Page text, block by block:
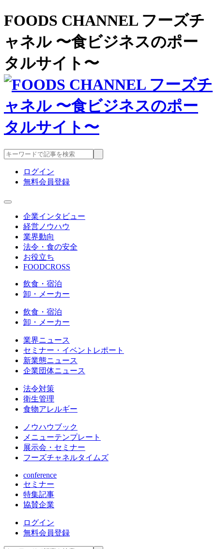
FOODS CHANNEL フーズチ
ャネル 〜食ビジネスのポー
タルサイト〜
ログイン
無料会員登録
企業インタビュー
経営ノウハウ
業界動向
法令・食の安全
お役立ち
FOODCROSS
飲食・宿泊
卸・メーカー
飲食・宿泊
卸・メーカー
業界ニュース
セミナー・イベントレポート
新業態ニュース
企業団体ニュース
法令対策
衛生管理
食物アレルギー
ノウハウブック
メニューテンプレート
展示会・セミナー
フーズチャネルタイムズ
conference
セミナー
特集記事
協賛企業
ログイン
無料会員登録